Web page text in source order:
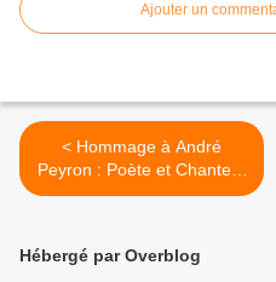
Ajouter un
< Hommage à André
Peyron : Poète et Chanteur
des Alpes de Haute-
Hébergé par Overblog